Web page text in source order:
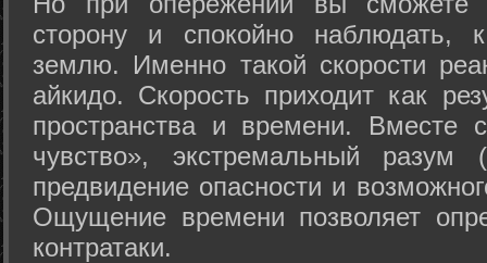
сторону и спокойно наблюдать,
землю. Именно такой скорости
айкидо. Скорость приходит как
пространства и времени. Вместе
чувство», экстремальный разум
предвидение опасности и
Ощущение времени позволяет
контратаки.